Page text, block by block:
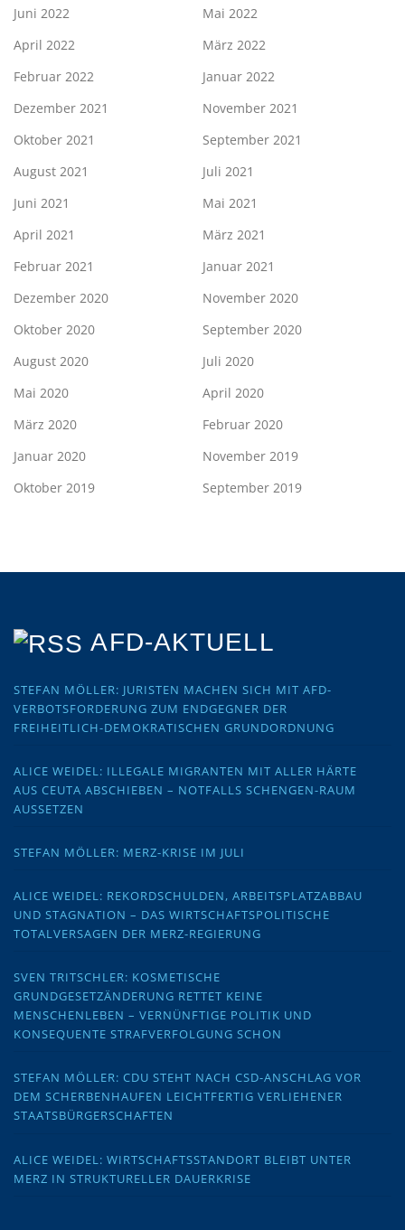
Juni 2022
Mai 2022
April 2022
März 2022
Februar 2022
Januar 2022
Dezember 2021
November 2021
Oktober 2021
September 2021
August 2021
Juli 2021
Juni 2021
Mai 2021
April 2021
März 2021
Februar 2021
Januar 2021
Dezember 2020
November 2020
Oktober 2020
September 2020
August 2020
Juli 2020
Mai 2020
April 2020
März 2020
Februar 2020
Januar 2020
November 2019
Oktober 2019
September 2019
AFD-AKTUELL
STEFAN MÖLLER: JURISTEN MACHEN SICH MIT AFD-
VERBOTSFORDERUNG ZUM ENDGEGNER DER
FREIHEITLICH-DEMOKRATISCHEN GRUNDORDNUNG
ALICE WEIDEL: ILLEGALE MIGRANTEN MIT ALLER HÄRTE
AUS CEUTA ABSCHIEBEN – NOTFALLS SCHENGEN-RAUM
AUSSETZEN
STEFAN MÖLLER: MERZ-KRISE IM JULI
ALICE WEIDEL: REKORDSCHULDEN, ARBEITSPLATZABBAU
UND STAGNATION – DAS WIRTSCHAFTSPOLITISCHE
TOTALVERSAGEN DER MERZ-REGIERUNG
SVEN TRITSCHLER: KOSMETISCHE
GRUNDGESETZÄNDERUNG RETTET KEINE
MENSCHENLEBEN – VERNÜNFTIGE POLITIK UND
KONSEQUENTE STRAFVERFOLGUNG SCHON
STEFAN MÖLLER: CDU STEHT NACH CSD-ANSCHLAG VOR
DEM SCHERBENHAUFEN LEICHTFERTIG VERLIEHENER
STAATSBÜRGERSCHAFTEN
ALICE WEIDEL: WIRTSCHAFTSSTANDORT BLEIBT UNTER
MERZ IN STRUKTURELLER DAUERKRISE